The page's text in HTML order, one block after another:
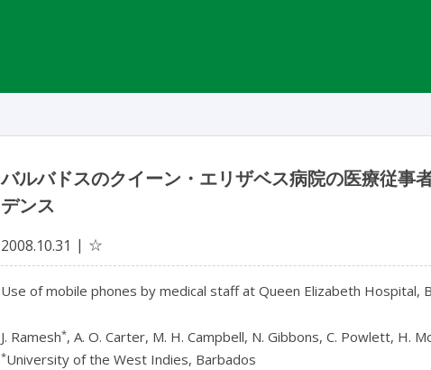
バルバドスのクイーン・エリザベス病院の医療従事
デンス
2008.10.31 ☆
Use of mobile phones by medical staff at Queen Elizabeth Hospital,
J. Ramesh*, A. O. Carter, M. H. Campbell, N. Gibbons, C. Powlett, H.
*University of the West Indies, Barbados